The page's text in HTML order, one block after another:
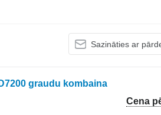
Sazināties ar
graudu kombaina
Cena